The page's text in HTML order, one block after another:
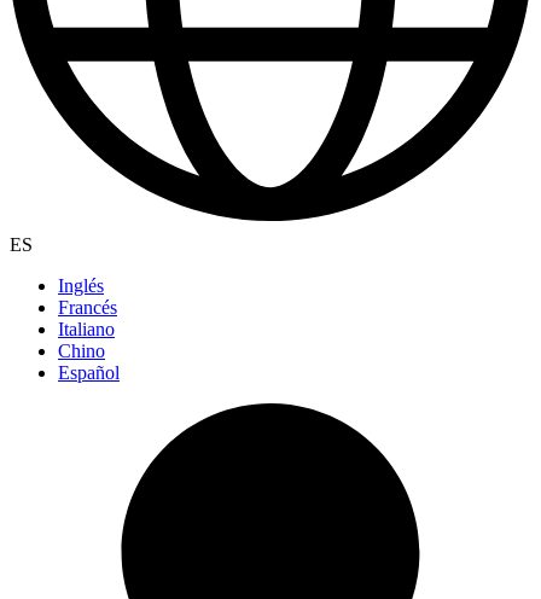
ES
Inglés
Francés
Italiano
Chino
Español